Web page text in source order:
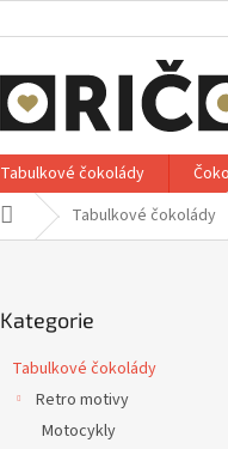
Tabulkové čokolády
Domů Tabulkové čokolády
kategorie
Kategorie
Tabulkové čokolády
Retro motivy
Motocykly